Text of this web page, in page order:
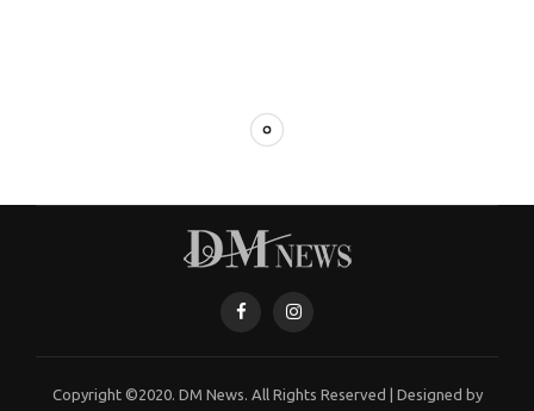
Copyright ©2020. DM News. All Rights Reserved | Designed by